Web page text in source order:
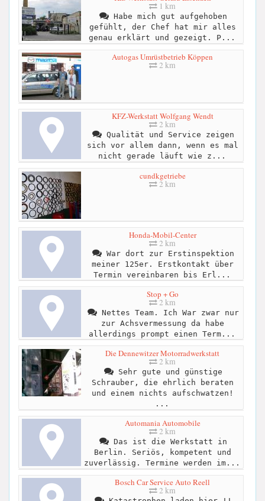
1 km
Habe mich gut aufgehoben
gefühlt, der Chef hat mir alles
genau erklärt und gezeigt. P...
Autogas Umrüstbetrieb Köppen
2 km
KFZ-Werkstatt Wolfgang Wendt
2 km
Qualität und Service zeigen
sich vor allem dann, wenn es mal
nicht gerade läuft wie z...
cundkgetriebe
2 km
Honda-Mobil-Center
2 km
War dort zur Erstinspektion
meiner 125er. Erstkontakt über
Termin vereinbaren bis Erl...
Stop + Go
2 km
Nettes Team. Ich War zwar nur
zur Achsvermessung da habe
allerdings prompt einen Term...
Die Dennewitzer Motorradwerkstatt
2 km
Sehr gute und günstige
Schrauber, die ehrlich beraten
und einem nichts aufschwatzen!
...
Automania Automobile
2 km
Das ist die Werkstatt in
Berlin. Seriös, kompetent und
zuverlässig. Termine werden im...
Bosch Car Service Auto Reell
2 km